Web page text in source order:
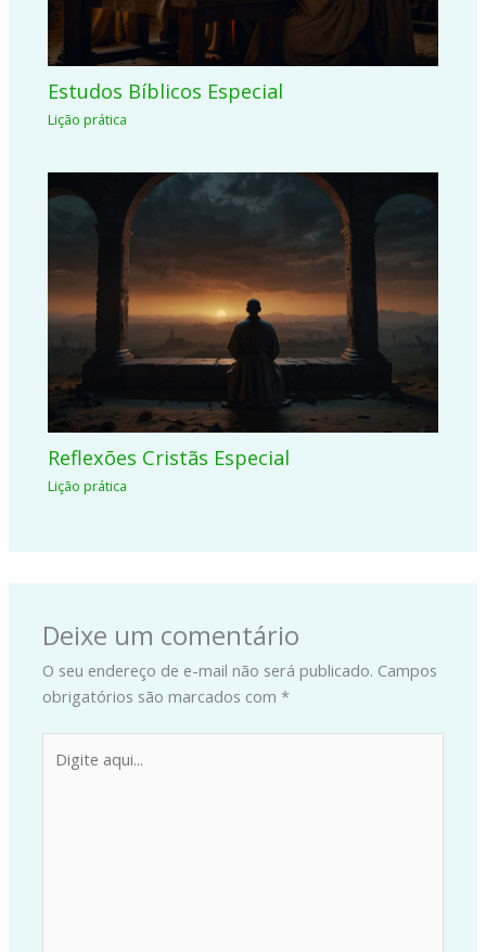
Estudos Bíblicos Especial
Lição prática
Reflexões Cristãs Especial
Lição prática
Deixe um comentário
O seu endereço de e-mail não será publicado. Campos
obrigatórios são marcados com*
aqui...